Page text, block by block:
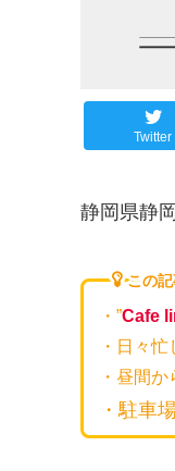
Twitter
静岡県静
この
・”Cafe
・日々
・昼間
・駐車